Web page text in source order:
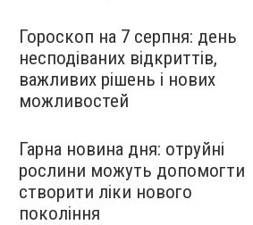
Гороскоп на 7 серпня: день
несподіваних відкриттів,
важливих рішень і нових
можливостей
Гарна новина дня: отруйні
рослини можуть допомогти
створити ліки нового
покоління